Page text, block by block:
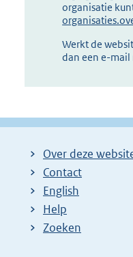
organisatie
Werkt de
dan een e-mail
Over deze
Contact
English
Help
Zoeken